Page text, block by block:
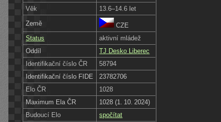
Věk
13.6–14.6 let
Země
CZE
Status
aktivní mládež
Oddíl
TJ Desko Liberec
Identifikační číslo ČR
58794
Identifikační číslo FIDE
23782706
Elo ČR
1028
Maximum Ela ČR
1028 (1. 10. 2024)
Budoucí Elo
spočítat